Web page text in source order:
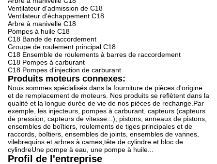
Ventilateur d'admission de C18
Ventilateur d'échappement C18
Arbre à manivelle C18
Pompes à huile C18
C18 Bande de raccordement
Groupe de roulement principal C18
C18 Ensemble de roulements à barres de raccordement
C18 Pompes à carburant
C18 Pompes d'injection de carburant
Produits moteurs connexes:
Nous sommes spécialisés dans la fourniture de pièces d'origine
et de remplacement de moteurs. Nos produits se reflètent dans la
qualité et la longue durée de vie de nos pièces de rechange.Par
exemple, les injecteurs, pompes à carburant, capteurs (capteurs
de pression, capteurs de vitesse...), pistons, anneaux de pistons,
ensembles de boîtiers, roulements de tiges principales et de
raccords, boîtiers, ensembles de joints, ensembles de vannes,
vilebrequins et arbres à cames,tête de cylindre et bloc de
cylindreUne pompe à eau, une pompe à huile...
Profil de l'entreprise